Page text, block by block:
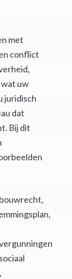
met
conflict
uw
juridisch
dat
Bij dit